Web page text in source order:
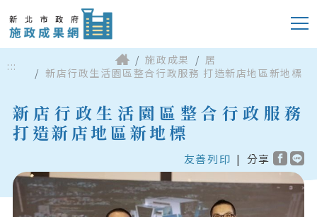
::: 施政成果
居
新店行政生活園區整合行政服務 打造新店地區新地標
新店行政生活園區整合行政服務
打造新店地區新地標
友善列印 | 分享